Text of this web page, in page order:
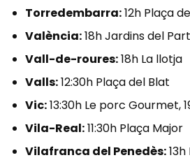
Torredembarra:12h Plaça
València:18h Jardins del
Vall-de-roures:18h La llotja
Valls:12:30h Plaça del Blat
Vic:13:30h Le porc Gourmet,
Vila-Real:11:30h Plaça Major
Vilafranca del Penedès: